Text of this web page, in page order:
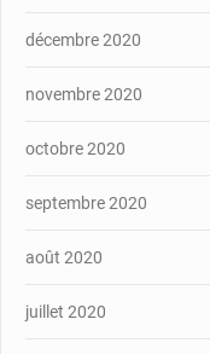
décembre 2020
novembre 2020
octobre 2020
septembre 2020
août 2020
juillet 2020